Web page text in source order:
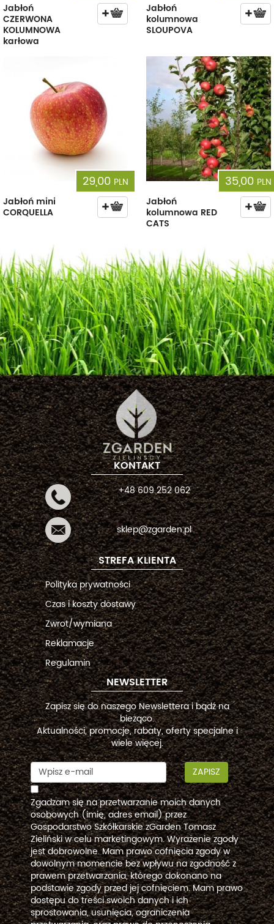
Jabłoń
CZERWONA
KOLUMNOWA
karłowa
Jabłoń
kolumnowa
SLOUPOVA
29,00 PLN
Jabłoń mini
CORQUELLA
35,00 PLN
Jabłoń
kolumnowa RED
CATS
KONTAKT
+48 609 252 062
sklep@zgarden.pl
STREFA KLIENTA
Polityka prywatności
Czas i koszty dostawy
Zwrot/wymiana
Reklamacje
Regulamin
NEWSLETTER
Zapisz się do naszego Newslettera i bądź na
bieżąco.
Aktualności, promocje, rabaty, oferty specjalne i
wiele więcej.
ZAPISZ
Zgadzam się na przetwarzanie moich danych
osobowych (imię, adres email) przez
Gospodarstwo Szkółkarskie zGarden Tomasz
Zieliński w celu marketingowym. Wyrażenie zgody
jest dobrowolne. Mam prawo cofnięcia zgody w
dowolnym momencie bez wpływu na zgodność z
prawem przetwarzania, którego dokonano na
podstawie zgody przed jej cofnięciem. Mam prawo
dostępu do treści swoich danych i ich
sprostowania, usunięcia, ograniczenia